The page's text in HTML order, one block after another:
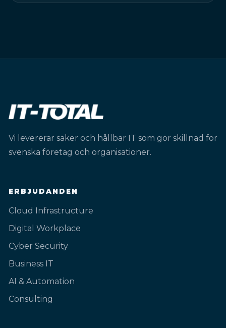
Vi levererar säker och hållbar IT som gör skillnad för
svenska företag och organisationer.
ERBJUDANDEN
Cloud Infrastructure
Digital Workplace
Cyber Security
Business IT
AI & Automation
Consulting